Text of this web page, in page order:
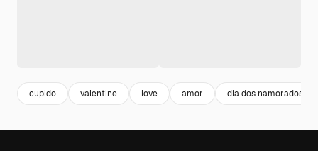
cupido valentine love amor dia dos namorados